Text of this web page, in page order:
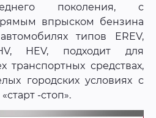
поколения, с
впрыском бензина
типов EREV,
HEV, подходит для
транспортных средствах,
городских условиях с
-стоп».